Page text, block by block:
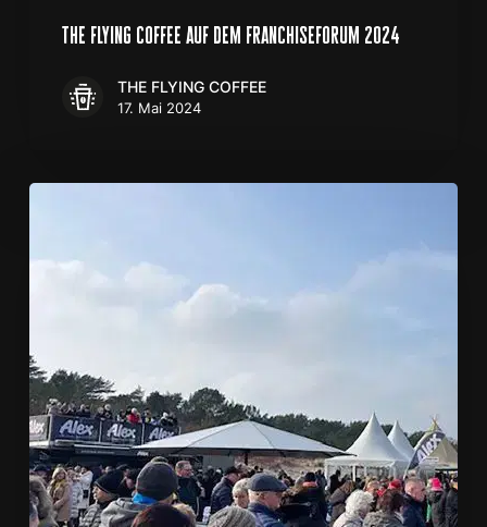
the flying coffee auf dem franchiseforum 2024
THE FLYING COFFEE
17. Mai 2024
–
und
wir
waren
als